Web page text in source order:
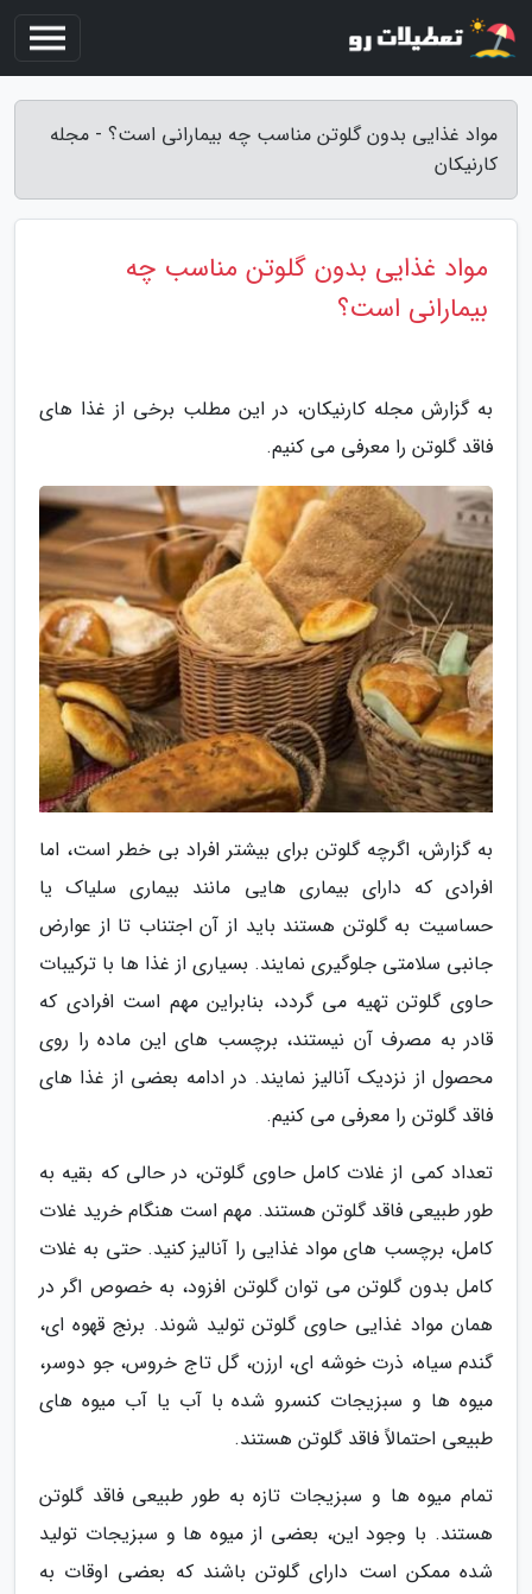
مواد غذایی بدون گلوتن مناسب چه بیمارانی است؟ - مجله
کارنیکان
مواد غذایی بدون گلوتن مناسب چه
بیمارانی است؟
به گزارش مجله کارنیکان، در این مطلب برخی از غذا های
فاقد گلوتن را معرفی می کنیم.
به گزارش، اگرچه گلوتن برای بیشتر افراد بی خطر است، اما
افرادی که دارای بیماری هایی مانند بیماری سلیاک یا
حساسیت به گلوتن هستند باید از آن اجتناب تا از عوارض
جانبی سلامتی جلوگیری نمایند. بسیاری از غذا ها با ترکیبات
حاوی گلوتن تهیه می گردد، بنابراین مهم است افرادی که
قادر به مصرف آن نیستند، برچسب های این ماده را روی
محصول از نزدیک آنالیز نمایند. در ادامه بعضی از غذا های
فاقد گلوتن را معرفی می کنیم.
تعداد کمی از غلات کامل حاوی گلوتن، در حالی که بقیه به
طور طبیعی فاقد گلوتن هستند. مهم است هنگام خرید غلات
کامل، برچسب های مواد غذایی را آنالیز کنید. حتی به غلات
کامل بدون گلوتن می توان گلوتن افزود، به خصوص اگر در
همان مواد غذایی حاوی گلوتن تولید شوند. برنج قهوه ای،
گندم سیاه، ذرت خوشه ای، ارزن، گل تاج خروس، جو دوسر،
میوه ها و سبزیجات کنسرو شده با آب یا آب میوه های
طبیعی احتمالاً فاقد گلوتن هستند.
تمام میوه ها و سبزیجات تازه به طور طبیعی فاقد گلوتن
هستند. با وجود این، بعضی از میوه ها و سبزیجات تولید
شده ممکن است دارای گلوتن باشند که بعضی اوقات به